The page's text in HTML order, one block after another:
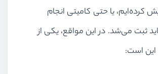
کرده‌ایم، یا حتی کامیتی انجام
ثبت می‌شد. در این مواقع، یکی از
است: